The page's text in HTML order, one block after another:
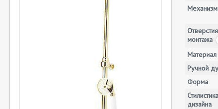
Механизм
монтажа
Материал
Ручной
Форма
Стилистика
дизайна